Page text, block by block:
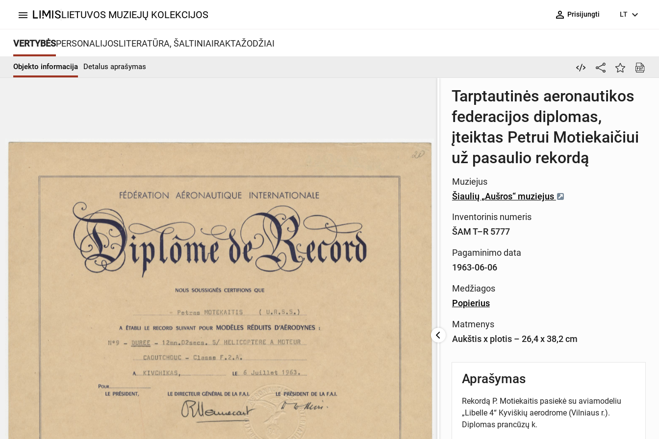
menu LIETUVOS MUZIEJŲ KOLEKCIJOS person_outline Prisijungti LT expand_more
VERTYBĖSPERSONALIJOSLITERATŪRA, ŠALTINIAIRAKTAŽODŽIAI
Objekto informacija Detalus aprašymas
Tarptautinės aeronautikos
federacijos diplomas,
įteiktas Petrui Motiekaičiui
už pasaulio rekordą
Muziejus
Šiaulių „Aušros“ muziejus
Inventorinis numeris
ŠAM T–R 5777
Pagaminimo data
1963-06-06
Medžiagos
Popierius
Matmenys
Aukštis x plotis – 26,4 x 38,2 cm
Aprašymas
Rekordą P. Motiekaitis pasiekė su aviamodeliu
„Libelle 4“ Kyviškių aerodrome (Vilniaus r.).
Diplomas prancūzų k.